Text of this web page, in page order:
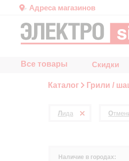
Адреса магазинов
Все товары Скидки
Каталог Грили /
Лида
Наличие в городах: